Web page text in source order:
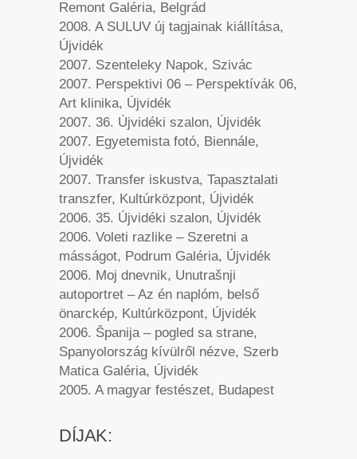
Remont Galéria, Belgrád
2008. A SULUV új tagjainak kiállítása,
Újvidék
2007. Szenteleky Napok, Szivác
2007. Perspektivi 06 – Perspektívák 06,
Art klinika, Újvidék
2007. 36. Újvidéki szalon, Újvidék
2007. Egyetemista fotó, Biennále,
Újvidék
2007. Transfer iskustva, Tapasztalati
transzfer, Kultúrközpont, Újvidék
2006. 35. Újvidéki szalon, Újvidék
2006. Voleti razlike – Szeretni a
másságot, Podrum Galéria, Újvidék
2006. Moj dnevnik, Unutrašnji
autoportret – Az én naplóm, belső
önarckép, Kultúrközpont, Újvidék
2006. Španija – pogled sa strane,
Spanyolország kívülről nézve, Szerb
Matica Galéria, Újvidék
2005. A magyar festészet, Budapest
DÍJAK: